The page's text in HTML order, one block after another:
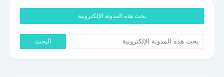
بحث هذه المدونة الإلكترونية